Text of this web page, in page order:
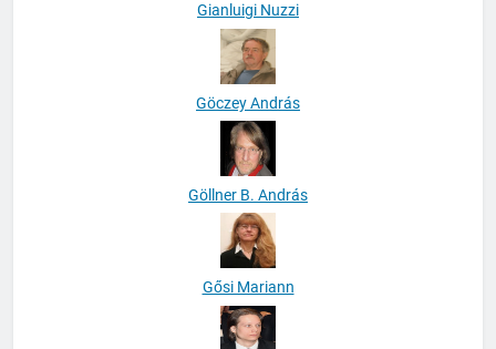
Gianluigi Nuzzi
Göczey András
Göllner B. András
Gősi Mariann